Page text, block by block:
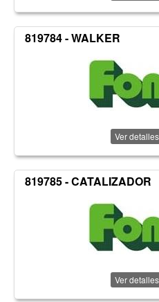
819784 - WALKER
Ver
819785 - CATALIZADOR
Ver